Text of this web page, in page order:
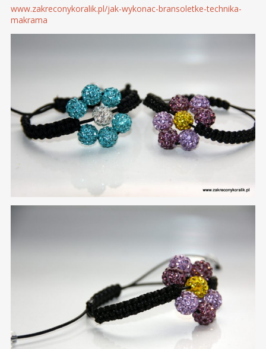
www.zakreconykoralik.pl/jak-wykonac-bransoletke-technika-
makrama